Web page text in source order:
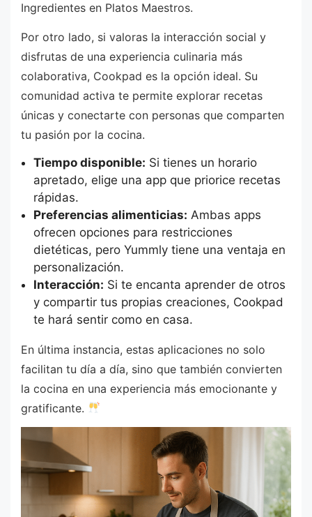
Ingredientes en Platos Maestros.
Por otro lado, si valoras la interacción social y
disfrutas de una experiencia culinaria más
colaborativa, Cookpad es la opción ideal. Su
comunidad activa te permite explorar recetas
únicas y conectarte con personas que comparten
tu pasión por la cocina.
Tiempo disponible: Si tienes un horario
apretado, elige una app que priorice recetas
rápidas.
Preferencias alimenticias: Ambas apps
ofrecen opciones para restricciones
dietéticas, pero Yummly tiene una ventaja en
personalización.
Interacción: Si te encanta aprender de otros
y compartir tus propias creaciones, Cookpad
te hará sentir como en casa.
En última instancia, estas aplicaciones no solo
facilitan tu día a día, sino que también convierten
la cocina en una experiencia más emocionante y
gratificante.